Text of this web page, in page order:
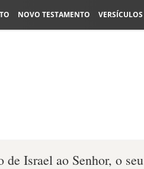
NOVO TESTAMENTO VERSÍCULOS
de Israel ao Senhor, o seu